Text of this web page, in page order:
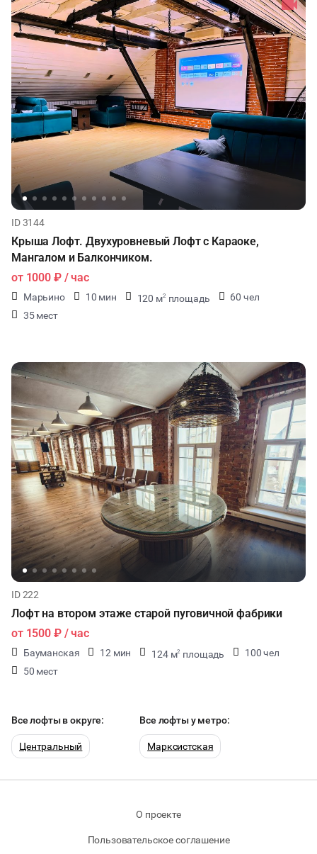
ID 3144
Крыша Лофт. Двухуровневый Лофт с Караоке,
Мангалом и Балкончиком.
от 1000 ₽/ час
Марьино 10 мин 120 м2 площадь
60 чел
35 мест
ID 222
Лофт на втором этаже старой пуговичной фабрики
от 1500 ₽/ час
Бауманская 12 мин 124 м2 площадь
100 чел
50 мест
Все лофты в округе:
Центральный
Все лофты у метро:
Марксистская
О проекте
Пользовательское соглашение